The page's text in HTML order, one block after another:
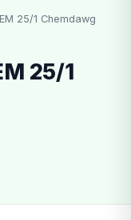
25/1 Chemdawg
25/1